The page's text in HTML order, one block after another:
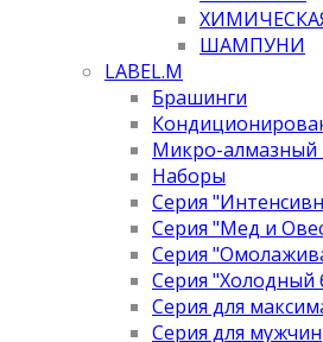
ШАМПУНИ
LABEL.M
Брашинги
Микро-алмазный
Наборы
Серия
Серия "Мед и
Серия
Серия "Холодный
Серия для
Серия для мужчин